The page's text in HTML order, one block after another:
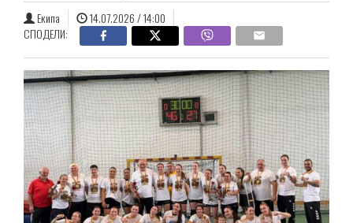
Екипа
14.07.2026 / 14:00
СПОДЕЛИ: